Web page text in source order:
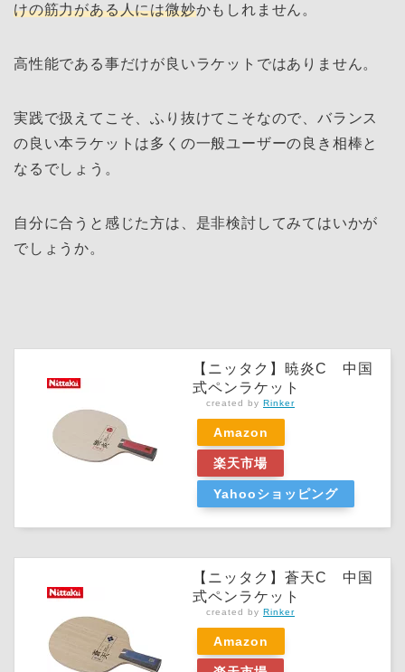
けの筋力がある人には微妙かもしれません。
高性能である事だけが良いラケットではありません。
実践で扱えてこそ、ふり抜けてこそなので、バランス
の良い本ラケットは多くの一般ユーザーの良き相棒と
なるでしょう。
自分に合うと感じた方は、是非検討してみてはいかが
でしょうか。
【ニッタク】暁炎C 中国
式ペンラケット
created by Rinker
Amazon
楽天市場
Yahooショッピング
【ニッタク】蒼天C 中国
式ペンラケット
created by Rinker
Amazon